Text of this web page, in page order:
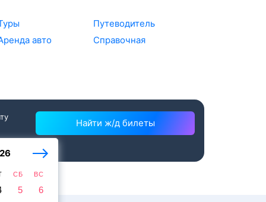
авто
Путеводитель
Справочная
СБ ВС
5
6
Найти ж/д билеты